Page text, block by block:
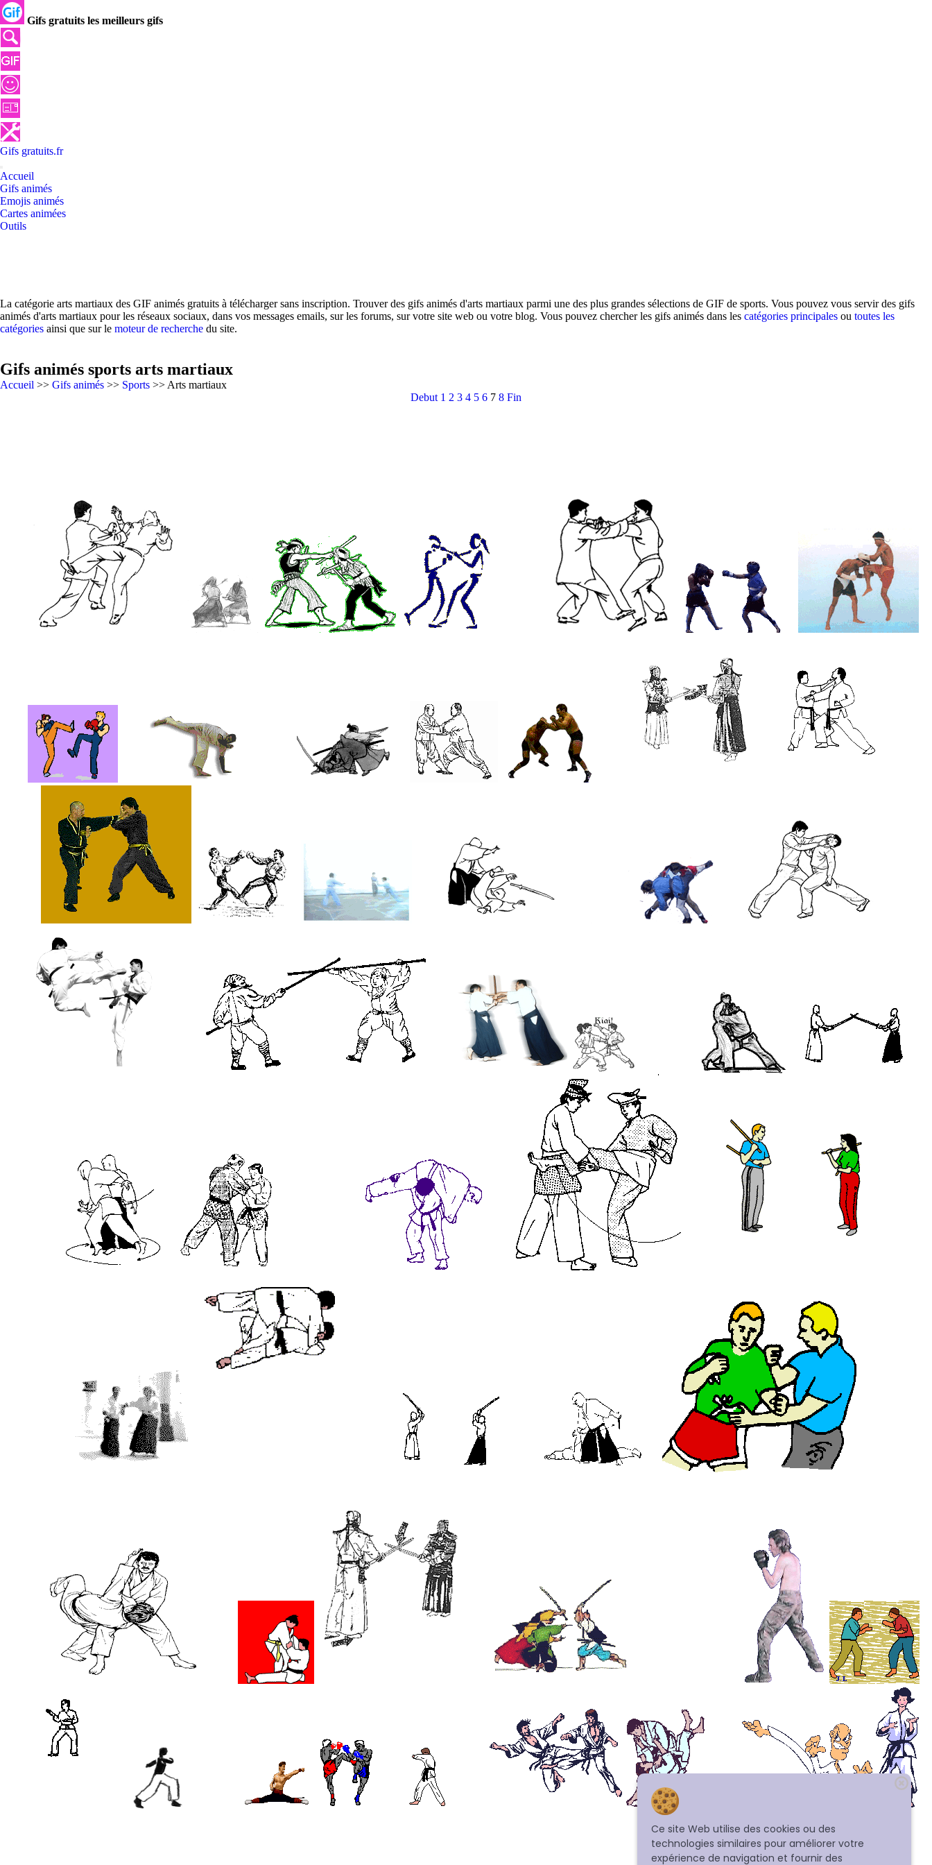
Gifs gratuits les meilleurs gifs
Gifs gratuits.fr
Accueil
Gifs animés
Emojis animés
Cartes animées
Outils
La catégorie arts martiaux des GIF animés gratuits à télécharger sans inscription. Trouver des gifs animés d'arts martiaux parmi une des plus grandes sélections de GIF de sports. Vous pouvez vous servir des gifs
animés d'arts martiaux pour les réseaux sociaux, dans vos messages emails, sur les forums, sur votre site web ou votre blog. Vous pouvez chercher les gifs animés dans les catégories principales ou toutes les
catégories ainsi que sur le moteur de recherche du site.
Gifs animés sports arts martiaux
Accueil >> Gifs animés >> Sports >> Arts martiaux
Debut 1 2 3 4 5 6 7 8 Fin
Ce site Web utilise des cookies ou des
technologies similaires pour améliorer votre
expérience de navigation et fournir des